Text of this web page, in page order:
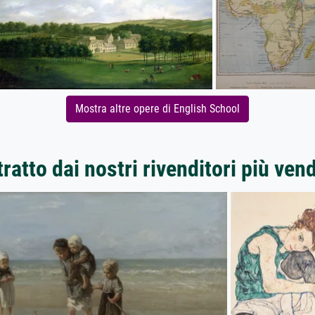
Mostra altre opere di English School
dai nostri rivenditori più